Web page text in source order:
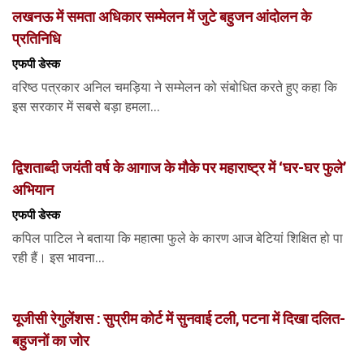
लखनऊ में समता अधिकार सम्मेलन में जुटे बहुजन आंदोलन के
प्रतिनिधि
एफपी डेस्‍क
वरिष्ठ पत्रकार अनिल चमड़िया ने सम्मेलन को संबोधित करते हुए कहा कि
इस सरकार में सबसे बड़ा हमला...
द्विशताब्दी जयंती वर्ष के आगाज के मौके पर महाराष्ट्र में ‘घर-घर फुले’
अभियान
एफपी डेस्‍क
कपिल पाटिल ने बताया कि महात्मा फुले के कारण आज बेटियां शिक्षित हो पा
रही हैं। इस भावना...
यूजीसी रेगुलेंशस : सुप्रीम कोर्ट में सुनवाई टली, पटना में दिखा दलित-
बहुजनों का जोर